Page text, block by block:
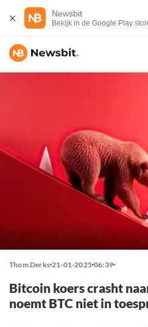
Newsbit
Bekijk in de Google Play
Thom Derks 21-01-2025 06:39
Bitcoin koers crasht
noemt BTC niet in